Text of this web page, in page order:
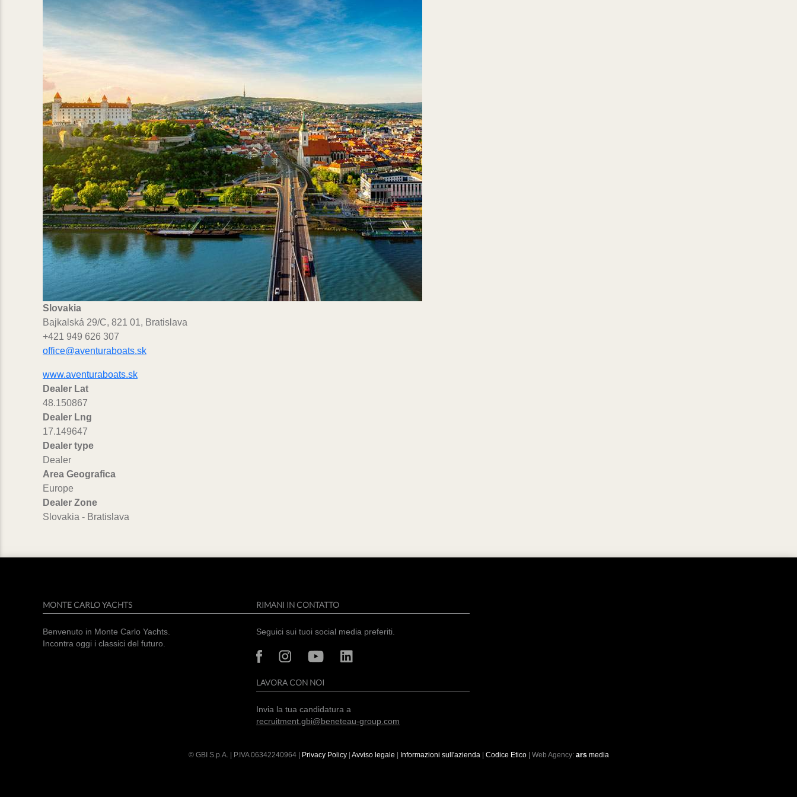
Slovakia
Bajkalská 29/C, 821 01, Bratislava
+421 949 626 307
office@aventuraboats.sk
www.aventuraboats.sk
Dealer Lat
48.150867
Dealer Lng
17.149647
Dealer type
Dealer
Area Geografica
Europe
Dealer Zone
Slovakia - Bratislava
MONTE CARLO YACHTS
Benvenuto in Monte Carlo Yachts.
Incontra oggi i classici del futuro.
RIMANI IN CONTATTO
Seguici sui tuoi social media preferiti.
LAVORA CON NOI
Invia la tua candidatura a
recruitment.gbi@beneteau-group.com
© GBI S.p.A. | P.IVA06342240964| Privacy Policy| Avviso legale Informazioni sull'azienda| Codice Etico| Web Agency: ars media